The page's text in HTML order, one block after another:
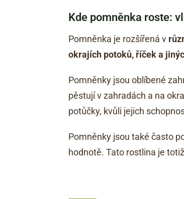
Kde pomněnka roste:
Pomněnka je rozšířená v
okrajích potoků, říček a
Pomněnky jsou oblíbené
pěstují v zahradách a na
potůčky, kvůli jejich
Pomněnky jsou také často
hodnotě. Tato rostlina je